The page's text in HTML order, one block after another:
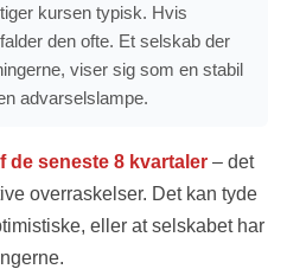
kursen typisk. Hvis
den ofte. Et selskab der
viser sig som en stabil
advarselslampe.
de seneste 8 kvartaler – det
overraskelser. Det kan tyde
eller at selskabet har